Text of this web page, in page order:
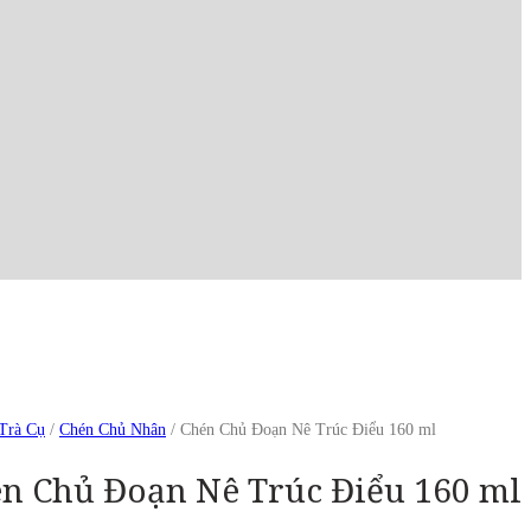
Cụ / Chén Chủ Nhân / Chén Chủ Đoạn Nê Trúc Điểu 160 ml
Chủ Đoạn Nê Trúc Điểu 160 ml